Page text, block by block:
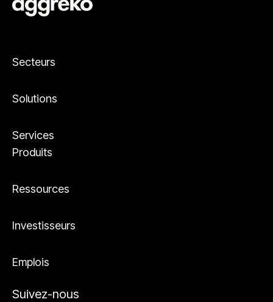
Secteurs
Solutions
Services
Produits
Ressources
Investisseurs
Emplois
Suivez-nous